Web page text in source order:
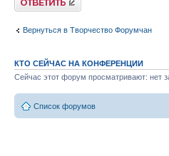
Вернуться в Творчество Форумчан
КТО СЕЙЧАС НА КОНФЕРЕНЦИИ
Сейчас этот форум просматривают: нет
Список форумов